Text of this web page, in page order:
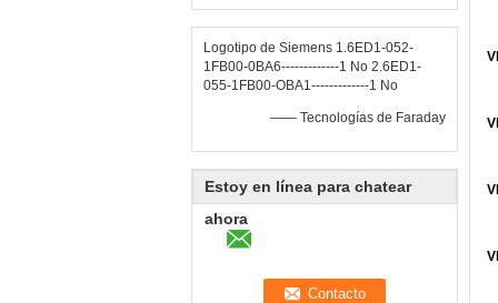
Logotipo de Siemens 1.6ED1-052-
1FB00-0BA6-------------1 No 2.6ED1-
055-1FB00-OBA1-------------1 No
—— Tecnologías de Faraday
Estoy en línea para chatear
ahora